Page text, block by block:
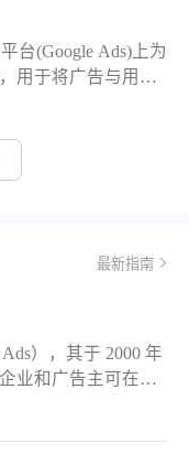
务费。持续运维服
台(Google Ads)上为
用于将广告与用户
细介绍：•作用与意
求，选择合适的关
词能提高广告的曝
最新指南
），其于 2000 年
业和广告主可在上
歌搜索、应用程